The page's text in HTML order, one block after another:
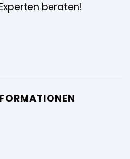
beraten!